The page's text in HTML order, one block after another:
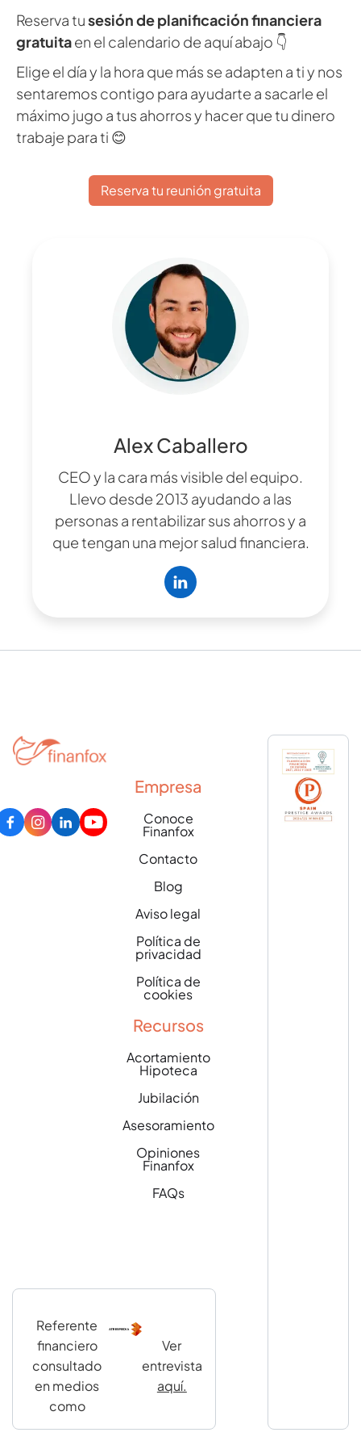
Reserva tusesión de planificación financiera
gratuitaen el calendario de aquí abajo 👇
Elige el día y la hora que más se adapten a ti y nos
sentaremos contigo para ayudarte a sacarle el
máximo jugo a tus ahorros y hacer que tu dinero
trabaje para ti 😊
Reserva tu reunión gratuita
Alex Caballero
CEO y la cara más visible del equipo.
Llevo desde 2013 ayudando a las
personas a rentabilizar sus ahorros y a
que tengan una mejor salud financiera.
Empresa
Conoce
Finanfox
Contacto
Blog
Aviso legal
Política de
privacidad
Política de
cookies
Recursos
Acortamiento
Hipoteca
Jubilación
Asesoramiento
Opiniones
Finanfox
FAQs
Referente
financiero
consultado
en medios
como
Ver
entrevista
aquí.